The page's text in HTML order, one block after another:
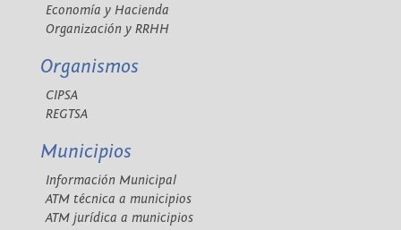
Economía y Hacienda
Organización y RRHH
Organismos
CIPSA
REGTSA
Municipios
Información Municipal
ATM técnica a municipios
ATM jurídica a municipios